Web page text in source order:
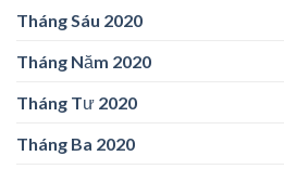
Tháng Sáu 2020
Tháng Năm 2020
Tháng Tư 2020
Tháng Ba 2020